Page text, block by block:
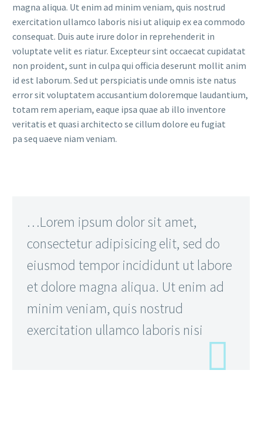
magna aliqua. Ut enim ad minim veniam, quis nostrud
exercitation ullamco laboris nisi ut aliquip ex ea commodo
consequat. Duis aute irure dolor in reprehenderit in
voluptate velit es riatur. Excepteur sint occaecat cupidatat
non proident, sunt in culpa qui officia deserunt mollit anim
id est laborum. Sed ut perspiciatis unde omnis iste natus
error sit voluptatem accusantium doloremque laudantium,
totam rem aperiam, eaque ipsa quae ab illo inventore
veritatis et quasi architecto se cillum dolore eu fugiat
pa seq uaeve niam veniam.
…Lorem ipsum dolor sit amet,
consectetur adipisicing elit, sed do
eiusmod tempor incididunt ut labore
et dolore magna aliqua. Ut enim ad
minim veniam, quis nostrud
exercitation ullamco laboris nisi